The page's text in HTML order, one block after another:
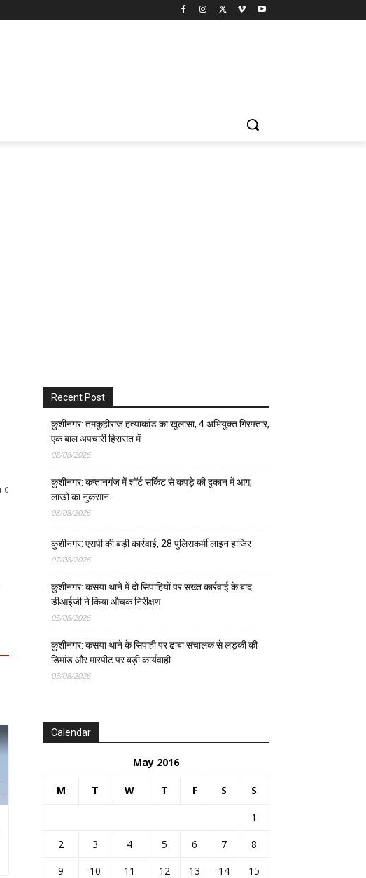
0
Recent Post
कुशीनगर: तमकुहीराज हत्याकांड का खुलासा, 4 अभियुक्त गिरफ्तार,
एक बाल अपचारी हिरासत में
08/08/2026
कुशीनगर: कप्तानगंज में शॉर्ट सर्किट से कपड़े की दुकान में आग,
लाखों का नुकसान
08/08/2026
कुशीनगर: एसपी की बड़ी कार्रवाई, 28 पुलिसकर्मी लाइन हाजिर
07/08/2026
कुशीनगर: कसया थाने में दो सिपाहियों पर सख्त कार्रवाई के बाद
डीआईजी ने किया औचक निरीक्षण
05/08/2026
कुशीनगर: कसया थाने के सिपाही पर ढाबा संचालक से लड़की की
डिमांड और मारपीट पर बड़ी कार्यवाही
05/08/2026
Calendar
May 2016
M T W T F S S
1
2
3 4 5 6 7
8
9
10 11 12 13 14
15